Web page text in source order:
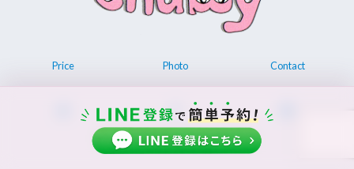
Price Photo Contact
© 2026 Permanent make up chubby.